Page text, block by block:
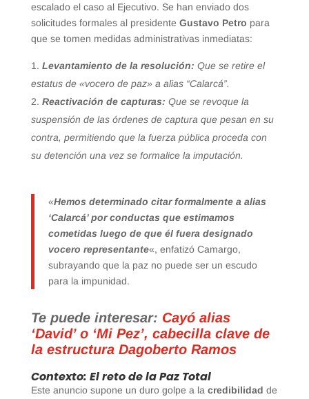
escalado el caso al Ejecutivo. Se han enviado dos
solicitudes formales al presidente Gustavo Petro para
que se tomen medidas administrativas inmediatas:
Levantamiento de la resolución: Que se retire el
estatus de «vocero de paz» a alias “Calarcá”.
Reactivación de capturas: Que se revoque la
suspensión de las órdenes de captura que pesan en su
contra, permitiendo que la fuerza pública proceda con
su detención una vez se formalice la imputación.
«Hemos determinado citar formalmente a alias
‘Calarcá’ por conductas que estimamos
cometidas luego de que él fuera designado
vocero representante«, enfatizó Camargo,
subrayando que la paz no puede ser un escudo
para la impunidad.
Te puede interesar: Cayó alias
‘David’ o ‘Mi Pez’, cabecilla clave de
la estructura Dagoberto Ramos
Contexto: El reto de la Paz Total
Este anuncio supone un duro golpe a la credibilidad de